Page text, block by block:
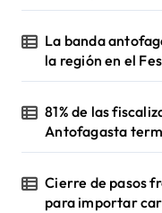
La banda
la región en el
81% de las
Antofagasta
Cierre de pasos
para importar